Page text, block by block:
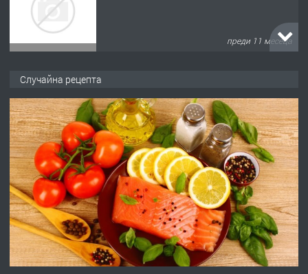
преди 11 месеца
преди 1 година
ПРЕДЛАГА Работа за общи работници
преди 1 година
ПРЕДЛАГА
Първи поход "По стъпките на Ангел
Случайна рецепта